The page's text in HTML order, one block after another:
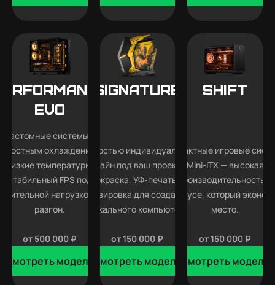
EVO
Кастомные системы с
охлаждением —
низкие температуры,
стабильный FPS под
длительной нагрузкой и
разгон.
от 500 000 ₽
Смотреть модели
SIGNATURE
Полностью индивидуальный
дизайн под ваш проект —
покраска, УФ-печать и
гравировка для создания
уникального компьютера.
от 150 000 ₽
Смотреть модели
SHIFT
Компактные игровые
Mini-ITX — высокая
производительность в
корпусе, который
место.
от 150 000 ₽
Смотреть модели